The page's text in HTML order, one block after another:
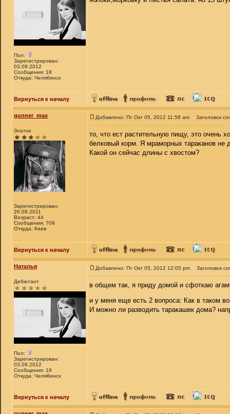
Пол:
Зарегистрирован:
03.09.2012
Сообщения: 18
Откуда: Челябинск
Вернуться к началу
gunner_max
Знаток
Зарегистрирован:
26.09.2011
Возраст: 44
Сообщения: 709
Откуда: Киев
Добавлено: Пт Окт 05, 2012 11:58 am Заголовок
то, что ест растительную пищу, это очень
белковый корм. Я мраморных тараканов
Какой он сейчас длины с хвостом?
Вернуться к началу
Наталья
Дебютант
Пол:
Зарегистрирован:
03.09.2012
Сообщения: 18
Откуда: Челябинск
Добавлено: Пт Окт 05, 2012 12:05 pm Заголовок
в общем так, я приду домой и сфоткаю
и у меня еще есть 2 вопроса: Как в таком
И можно ли разводить таракашек дома?
Вернуться к началу